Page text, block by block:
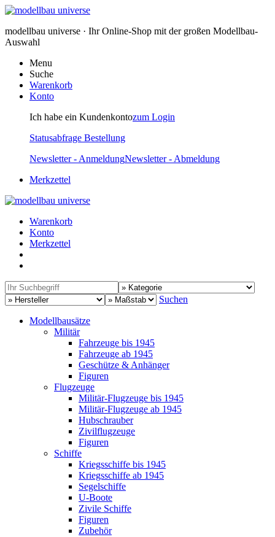
modellbau universe · Ihr Online-Shop mit der großen Modellbau-
Auswahl
Menu
Suche
Warenkorb
Konto
Ich habe ein Kundenkontozum Login
Statusabfrage Bestellung
Newsletter - AnmeldungNewsletter - Abmeldung
Merkzettel
Warenkorb
Konto
Merkzettel
Suchen
Modellbausätze
Militär
Fahrzeuge bis 1945
Fahrzeuge ab 1945
Geschütze & Anhänger
Figuren
Flugzeuge
Militär-Flugzeuge bis 1945
Militär-Flugzeuge ab 1945
Hubschrauber
Zivilflugzeuge
Figuren
Schiffe
Kriegsschiffe bis 1945
Kriegsschiffe ab 1945
Segelschiffe
U-Boote
Zivile Schiffe
Figuren
Zubehör